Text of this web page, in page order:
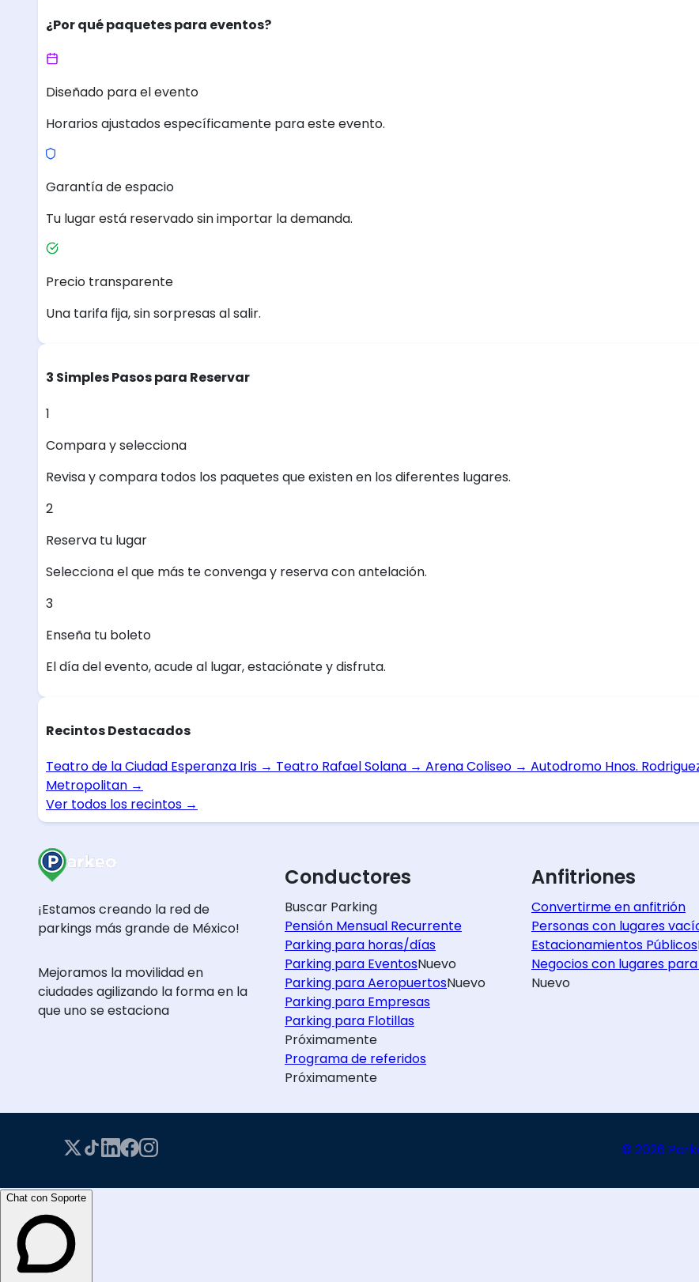
¿Por qué paquetes para eventos?
Diseñado para el evento
Horarios ajustados específicamente para este evento.
Garantía de espacio
Tu lugar está reservado sin importar la demanda.
Precio transparente
Una tarifa fija, sin sorpresas al salir.
3 Simples Pasos para Reservar
1
Compara y selecciona
Revisa y compara todos los paquetes que existen en los diferentes lugares.
2
Reserva tu lugar
Selecciona el que más te convenga y reserva con antelación.
3
Enseña tu boleto
El día del evento, acude al lugar, estaciónate y disfruta.
Recintos Destacados
Teatro de la Ciudad Esperanza Iris → Teatro Rafael Solana → Arena Coliseo → Autodromo Hnos.
Metropolitan →
Ver todos los recintos →
¡Estamos creando la red de
parkings más grande de México!
Mejoramos la movilidad en
ciudades agilizando la forma en la
que uno se estaciona
Conductores
Buscar Parking
Pensión Mensual Recurrente
Parking para horas/días
Parking para EventosNuevo
Parking para AeropuertosNuevo
Parking para Empresas
Parking para Flotillas
Próximamente
Programa de referidos
Próximamente
Anfitriones
Convertirme en anfitrión
Personas con lugares
Estacionamientos Públicos
Negocios con lugares
Nuevo
© 2026
Chat con Soporte